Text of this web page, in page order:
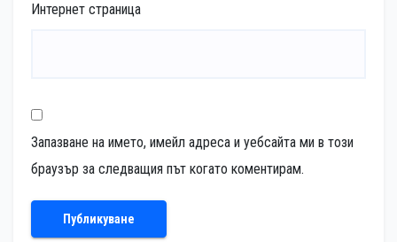
Интернет страница
Запазване на името, имейл адреса и уебсайта ми в този
браузър за следващия път когато коментирам.